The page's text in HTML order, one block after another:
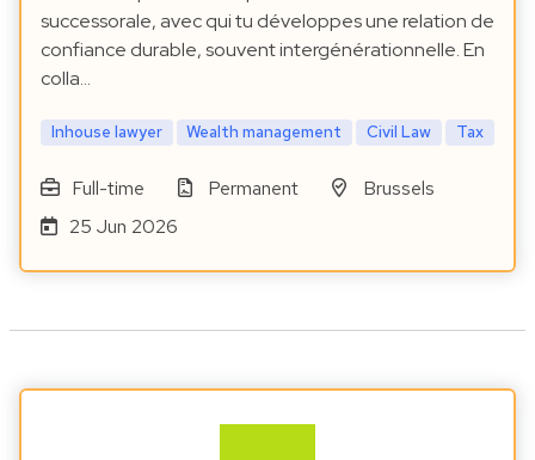
successorale, avec qui tu développes une relation de
confiance durable, souvent intergénérationnelle. En
colla…
Inhouse lawyer Wealth management Civil Law Tax
Full-time Permanent
Brussels
25 Jun 2026